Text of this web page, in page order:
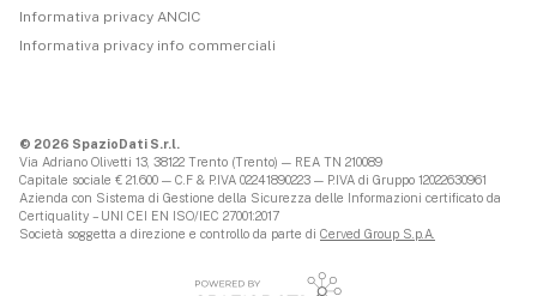
Informativa privacy ANCIC
Informativa privacy info commerciali
© 2026 SpazioDati S.r.l.
Via Adriano Olivetti 13, 38122 Trento (Trento) — REA TN 210089
Capitale sociale € 21.600 — C.F & P.IVA 02241890223 — P.IVA di Gruppo 12022630961
Azienda con Sistema di Gestione della Sicurezza delle Informazioni certificato da
Certiquality – UNI CEI EN ISO/IEC 27001:2017
Società soggetta a direzione e controllo da parte di Cerved Group S.p.A.